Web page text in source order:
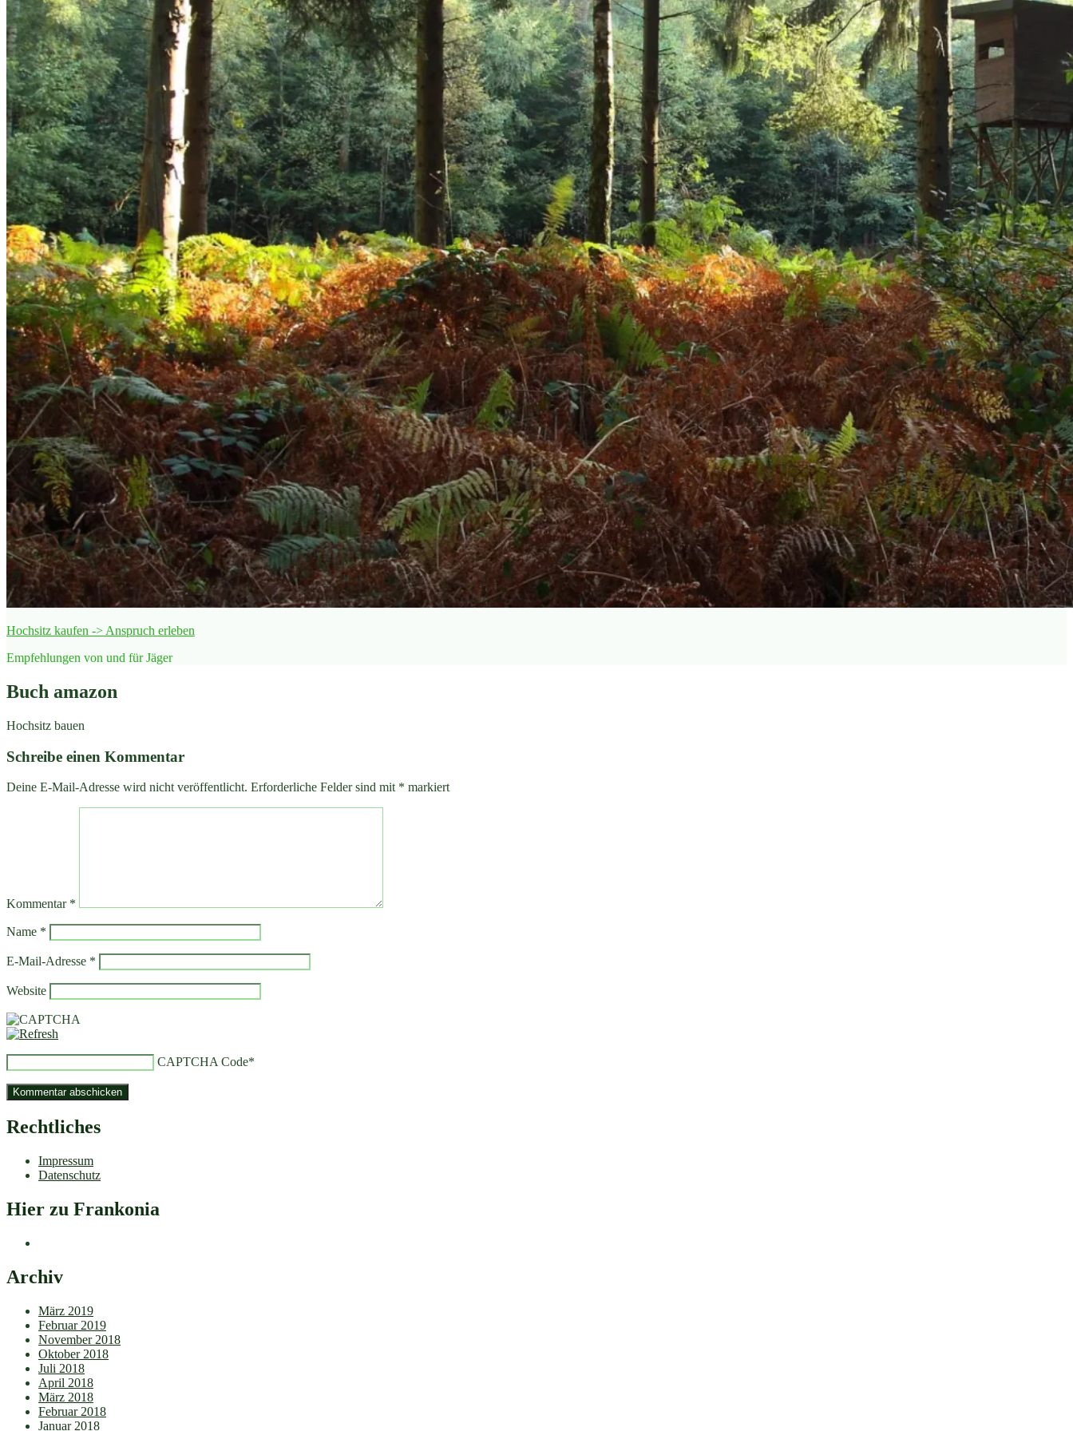
Hochsitz kaufen -> Anspruch erleben
Empfehlungen von und für Jäger
Buch amazon
Hochsitz bauen
Schreibe einen Kommentar
Deine E-Mail-Adresse wird nicht veröffentlicht. Erforderliche Felder sind mit * markiert
Kommentar *
Name *
E-Mail-Adresse *
Website
CAPTCHA Code*
Rechtliches
Impressum
Datenschutz
Hier zu Frankonia
Archiv
März 2019
Februar 2019
November 2018
Oktober 2018
Juli 2018
April 2018
März 2018
Februar 2018
Januar 2018